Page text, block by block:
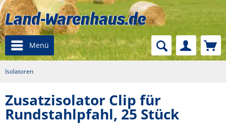
Menü
Isolatoren
Zusatzisolator Clip für
Rundstahlpfahl, 25 Stück